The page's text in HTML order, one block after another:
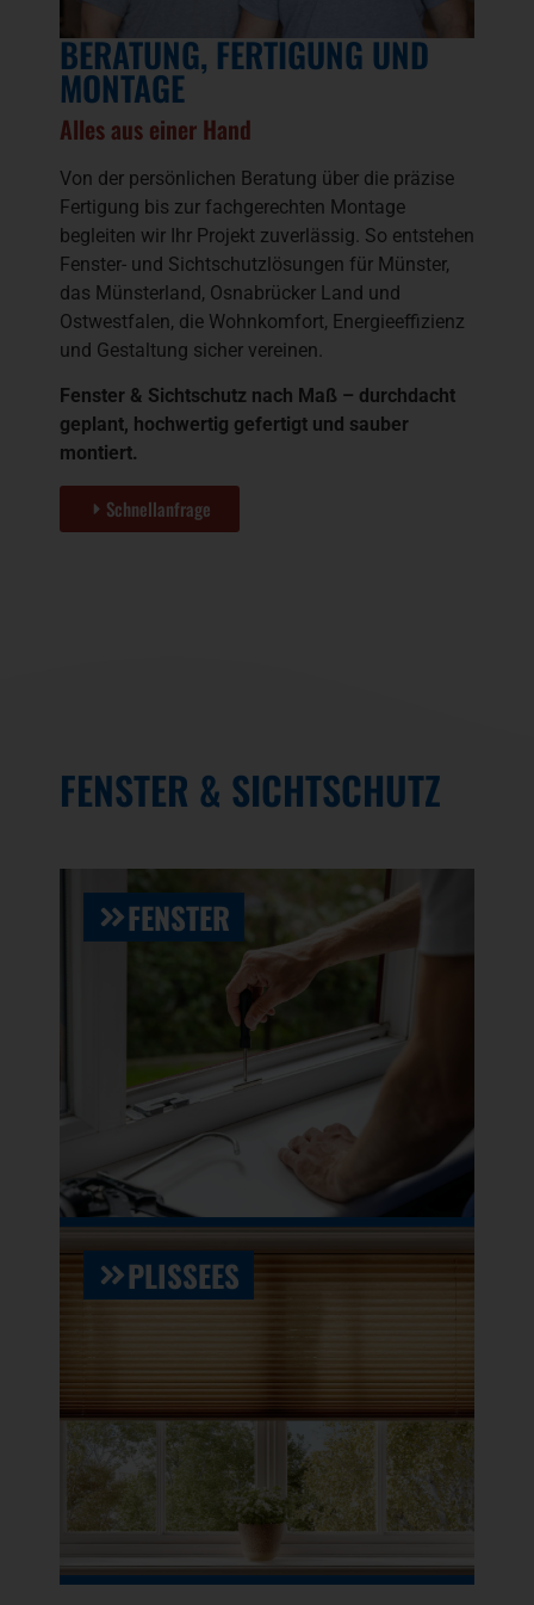
BERATUNG, FERTIGUNG UND
MONTAGE
Alles aus einer Hand
Von der persönlichen Beratung über die präzise
Fertigung bis zur fachgerechten Montage
begleiten wir Ihr Projekt zuverlässig. So entstehen
Fenster- und Sichtschutzlösungen für Münster,
das Münsterland, Osnabrücker Land und
Ostwestfalen, die Wohnkomfort, Energieeffizienz
und Gestaltung sicher vereinen.
Fenster & Sichtschutz nach Maß – durchdacht
geplant, hochwertig gefertigt und sauber
montiert.
Schnellanfrage
FENSTER & SICHTSCHUTZ
FENSTER
PLISSEES